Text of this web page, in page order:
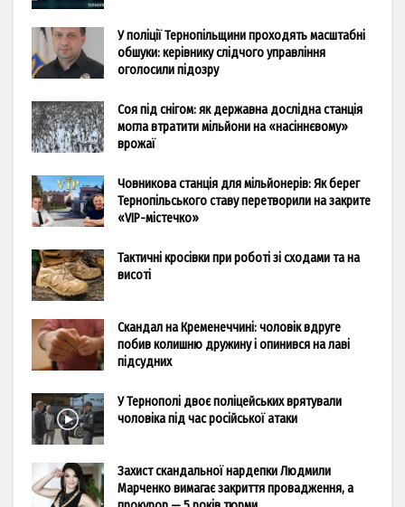
У поліції Тернопільщини проходять масштабні
обшуки: керівнику слідчого управління
оголосили підозру
Соя під снігом: як державна дослідна станція
могла втратити мільйони на «насіннєвому»
врожаї
Човникова станція для мільйонерів: Як берег
Тернопільського ставу перетворили на закрите
«VIP-містечко»
Тактичні кросівки при роботі зі сходами та на
висоті
Скандал на Кременеччині: чоловік вдруге
побив колишню дружину і опинився на лаві
підсудних
У Тернополі двоє поліцейських врятували
чоловіка під час російської атаки
Захист скандальної нардепки Людмили
Марченко вимагає закриття провадження, а